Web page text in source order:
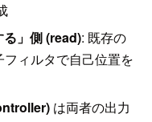
」側 (read): 既存の
フィルタで自己位置を
は両者の出力